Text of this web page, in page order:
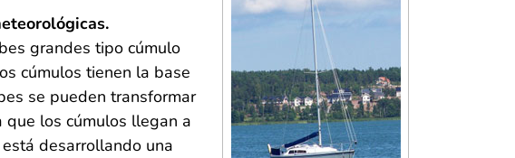
grandes tipo cúmulo
cúmulos tienen la base
se pueden transformar
que los cúmulos llegan a
desarrollando una